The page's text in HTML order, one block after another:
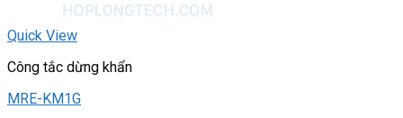
Quick View
Công tắc dừng khẩn
MRE-KM1G